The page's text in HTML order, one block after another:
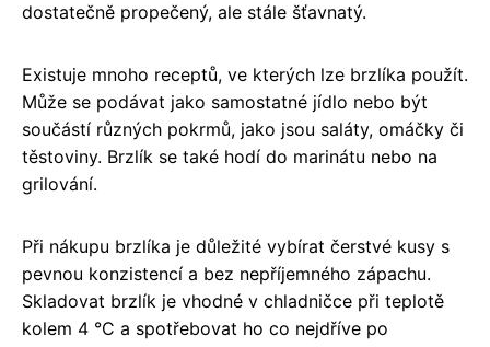
dostatečně propečený, ale stále šťavnatý.
Existuje mnoho receptů, ve kterých lze brzlíka použít.
Může se podávat jako samostatné jídlo nebo být
součástí různých pokrmů, jako jsou saláty, omáčky či
těstoviny. Brzlík se také hodí do marinátu nebo na
grilování.
Při nákupu brzlíka je důležité vybírat čerstvé kusy s
pevnou konzistencí a bez nepříjemného zápachu.
Skladovat brzlík je vhodné v chladničce při teplotě
kolem 4 °C a spotřebovat ho co nejdříve po